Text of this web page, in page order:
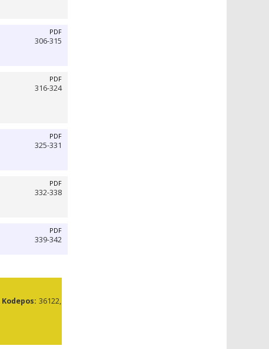
PDF
306-315
PDF
316-324
PDF
325-331
PDF
332-338
PDF
339-342
Kodepos: 36122,